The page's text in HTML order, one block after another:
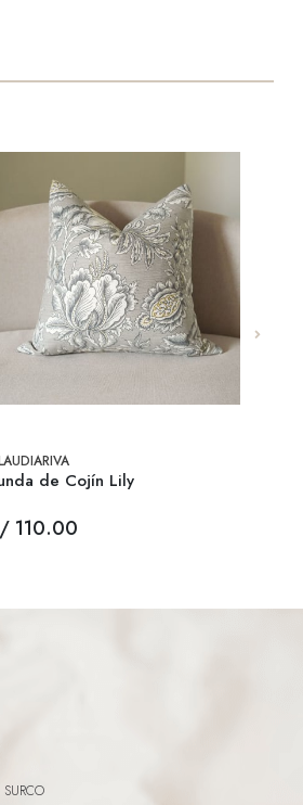
de Cojín Lily
110.00